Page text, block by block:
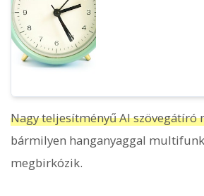
Nagy teljesítményű AI szövegátíró
bármilyen hanganyaggal
megbirkózik.